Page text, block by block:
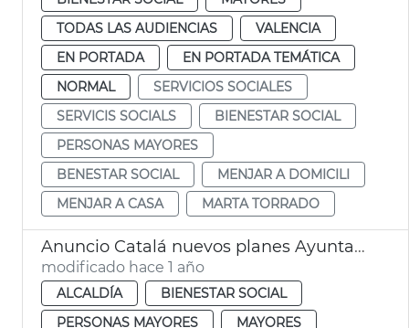
TODAS LAS AUDIENCIAS
VALENCIA
EN PORTADA
EN PORTADA TEMÁTICA
NORMAL
SERVICIOS SOCIALES
SERVICIS SOCIALS
BIENESTAR SOCIAL
PERSONAS MAYORES
BENESTAR SOCIAL
MENJAR A DOMICILI
MENJAR A CASA
MARTA TORRADO
Anuncio Catalá nuevos planes Ayuntamiento València centros mayores
modificado hace 1 año
ALCALDÍA
BIENESTAR SOCIAL
PERSONAS MAYORES
MAYORES